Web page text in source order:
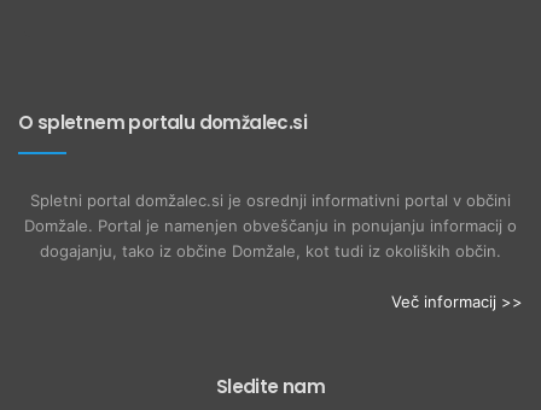
O spletnem portalu domžalec.si
Spletni portal domžalec.si je osrednji informativni portal v občini
Domžale. Portal je namenjen obveščanju in ponujanju informacij o
dogajanju, tako iz občine Domžale, kot tudi iz okoliških občin.
Več informacij >>
Sledite nam